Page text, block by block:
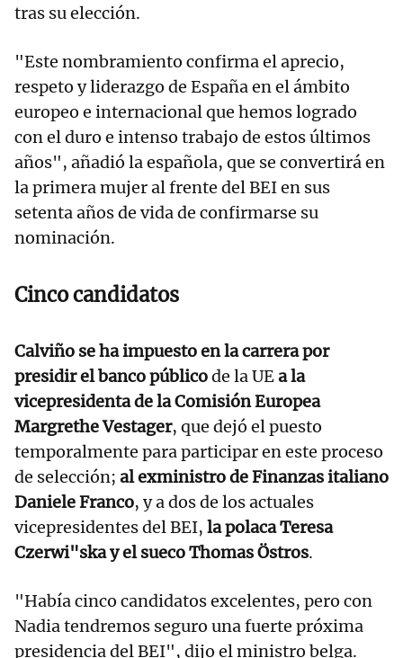
tras su elección.
"Este nombramiento confirma el aprecio,
respeto y liderazgo de España en el ámbito
europeo e internacional que hemos logrado
con el duro e intenso trabajo de estos últimos
años", añadió la española, que se convertirá en
la primera mujer al frente del BEI en sus
setenta años de vida de confirmarse su
nominación.
Cinco candidatos
Calviño se ha impuesto en la carrera por
presidir el banco públicode la UEa la
vicepresidenta de la Comisión Europea
Margrethe Vestager, que dejó el puesto
temporalmente para participar en este proceso
de selección; al exministro de Finanzas italiano
Daniele Franco, y a dos de los actuales
vicepresidentes del BEI, la polaca Teresa
Czerwi"ska y el sueco Thomas Östros.
"Había cinco candidatos excelentes, pero con
Nadia tendremos seguro una fuerte próxima
presidencia del BEI", dijo el ministro belga.